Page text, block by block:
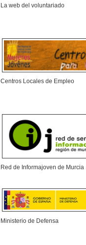
La web del voluntariado
Centros Locales de Empleo
Red de Informajoven de Murcia
Ministerio de Defensa